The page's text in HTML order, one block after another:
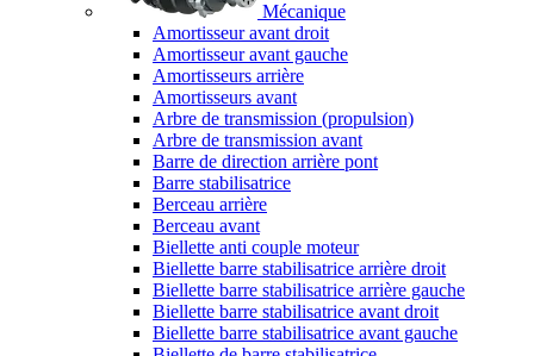
Mécanique
Amortisseur avant droit
Amortisseur avant gauche
Amortisseurs arrière
Amortisseurs avant
Arbre de transmission (propulsion)
Arbre de transmission avant
Barre de direction arrière pont
Barre stabilisatrice
Berceau arrière
Berceau avant
Biellette anti couple moteur
Biellette barre stabilisatrice arrière droit
Biellette barre stabilisatrice arrière gauche
Biellette barre stabilisatrice avant droit
Biellette barre stabilisatrice avant gauche